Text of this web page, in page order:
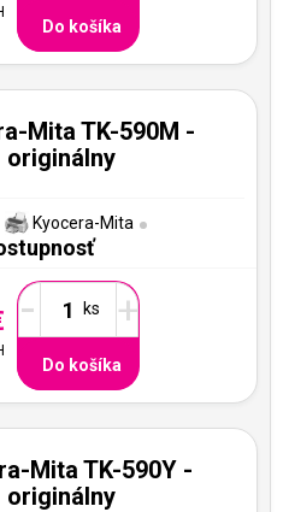
Do košíka
Mita TK-590M -
originálny
Kyocera-Mita
- +
Do košíka
Mita TK-590Y -
originálny